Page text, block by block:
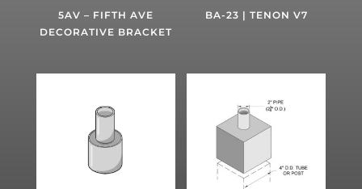
5AV – FIFTH AVE
DECORATIVE BRACKET
BA-23 | TENON V7